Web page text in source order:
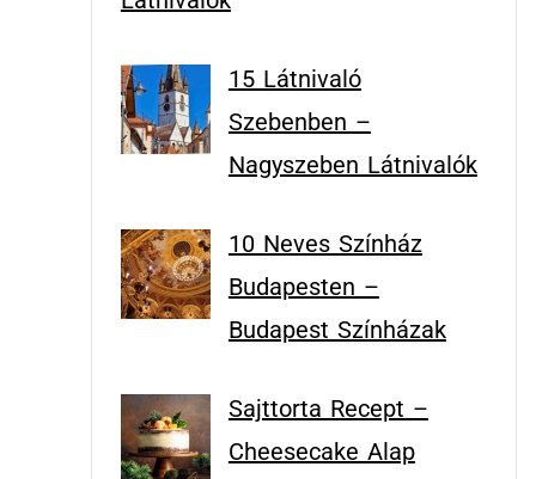
15 Látnivaló
Szebenben –
Nagyszeben Látnivalók
10 Neves Színház
Budapesten –
Budapest Színházak
Sajttorta Recept –
Cheesecake Alap